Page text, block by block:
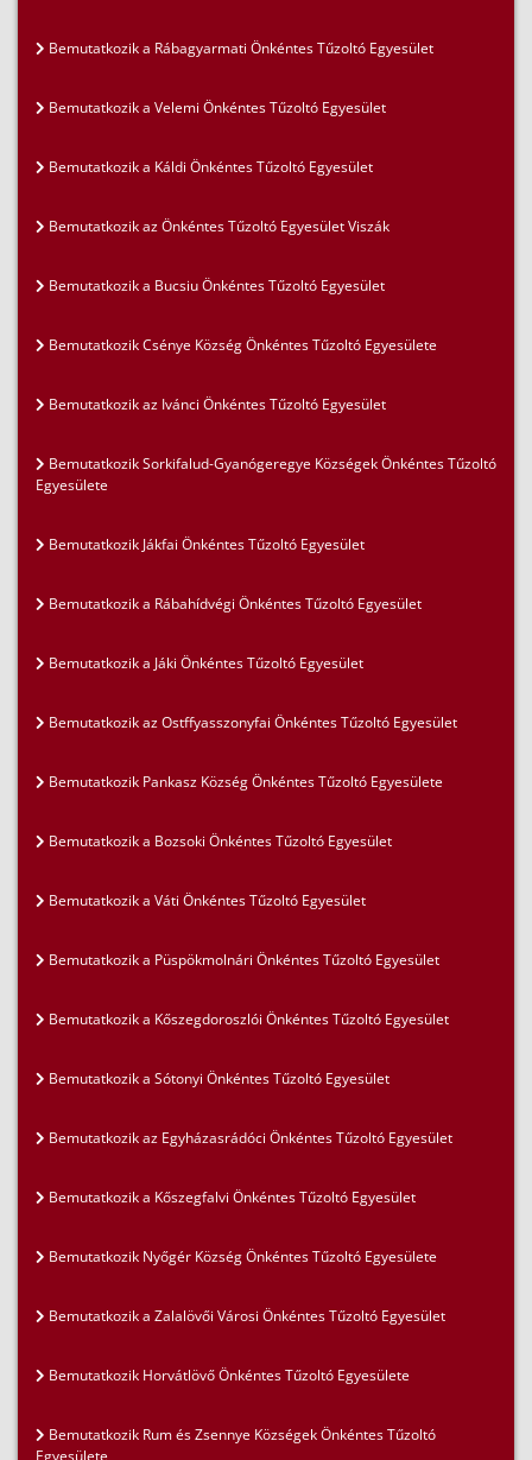
Bemutatkozik a Rábagyarmati Önkéntes Tűzoltó Egyesület
Bemutatkozik a Velemi Önkéntes Tűzoltó Egyesület
Bemutatkozik a Káldi Önkéntes Tűzoltó Egyesület
Bemutatkozik az Önkéntes Tűzoltó Egyesület Viszák
Bemutatkozik a Bucsiu Önkéntes Tűzoltó Egyesület
Bemutatkozik Csénye Község Önkéntes Tűzoltó Egyesülete
Bemutatkozik az Ivánci Önkéntes Tűzoltó Egyesület
Bemutatkozik Sorkifalud-Gyanógeregye Községek Önkéntes Tűzoltó
Egyesülete
Bemutatkozik Jákfai Önkéntes Tűzoltó Egyesület
Bemutatkozik a Rábahídvégi Önkéntes Tűzoltó Egyesület
Bemutatkozik a Jáki Önkéntes Tűzoltó Egyesület
Bemutatkozik az Ostffyasszonyfai Önkéntes Tűzoltó Egyesület
Bemutatkozik Pankasz Község Önkéntes Tűzoltó Egyesülete
Bemutatkozik a Bozsoki Önkéntes Tűzoltó Egyesület
Bemutatkozik a Váti Önkéntes Tűzoltó Egyesület
Bemutatkozik a Püspökmolnári Önkéntes Tűzoltó Egyesület
Bemutatkozik a Kőszegdoroszlói Önkéntes Tűzoltó Egyesület
Bemutatkozik a Sótonyi Önkéntes Tűzoltó Egyesület
Bemutatkozik az Egyházasrádóci Önkéntes Tűzoltó Egyesület
Bemutatkozik a Kőszegfalvi Önkéntes Tűzoltó Egyesület
Bemutatkozik Nyőgér Község Önkéntes Tűzoltó Egyesülete
Bemutatkozik a Zalalövői Városi Önkéntes Tűzoltó Egyesület
Bemutatkozik Horvátlövő Önkéntes Tűzoltó Egyesülete
Bemutatkozik Rum és Zsennye Községek Önkéntes Tűzoltó
Egyesülete